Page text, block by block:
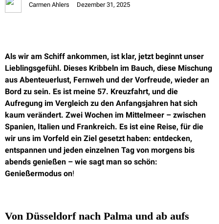
Carmen Ahlers Dezember 31, 2025
Als wir am Schiff ankommen, ist klar, jetzt beginnt unser
Lieblingsgefühl. Dieses Kribbeln im Bauch, diese Mischung
aus Abenteuerlust, Fernweh und der Vorfreude, wieder an
Bord zu sein. Es ist meine 57. Kreuzfahrt, und die
Aufregung im Vergleich zu den Anfangsjahren hat sich
kaum verändert. Zwei Wochen im Mittelmeer – zwischen
Spanien, Italien und Frankreich. Es ist eine Reise, für die
wir uns im Vorfeld ein Ziel gesetzt haben: entdecken,
entspannen und jeden einzelnen Tag von morgens bis
abends genießen – wie sagt man so schön:
Genießermodus on!
Von Düsseldorf nach Palma und ab aufs